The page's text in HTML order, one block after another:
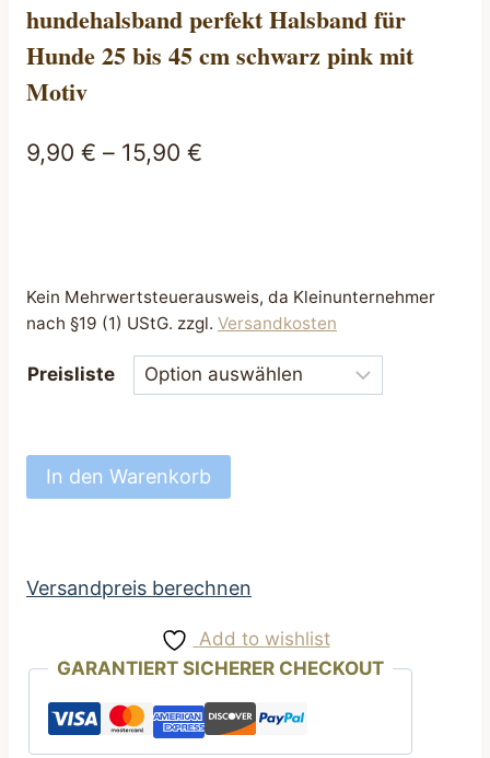
hundehalsband perfekt Halsband für
Hunde 25 bis 45 cm schwarz pink mit
Motiv
9,90 € – 15,90 €
Kein Mehrwertsteuerausweis, da Kleinunternehmer
nach §19 (1) UStG. zzgl. Versandkosten
Preisliste
hundehalsband
perfekt
Hunde
45
cm
schwarz
In den Warenkorb
Versandpreis berechnen
Add to wishlist
GARANTIERT SICHERER CHECKOUT